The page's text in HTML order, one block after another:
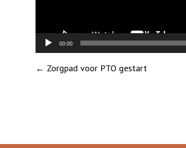
00:00
Post
← Zorgpad voor PTO gestart